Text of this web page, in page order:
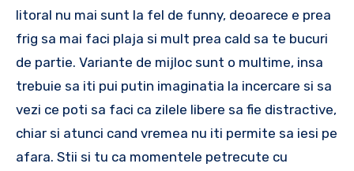
litoral nu mai sunt la fel de funny, deoarece e prea
frig sa mai faci plaja si mult prea cald sa te bucuri
de partie. Variante de mijloc sunt o multime, insa
trebuie sa iti pui putin imaginatia la incercare si sa
vezi ce poti sa faci ca zilele libere sa fie distractive,
chiar si atunci cand vremea nu iti permite sa iesi pe
afara. Stii si tu ca momentele petrecute cu